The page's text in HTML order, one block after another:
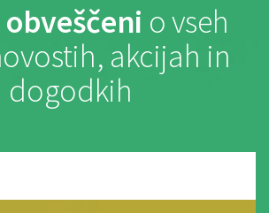
o vseh
akcijah in
dogodkih